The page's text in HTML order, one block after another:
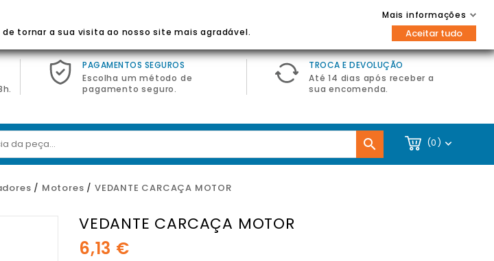
Entrar / Registar
PAGAMENTOS SEGUROS
Escolha um método de
pagamento seguro.
TROCA E DEVOLUÇÃO
Até 14 dias após receber a
sua encomenda.
(0) 

Motores VEDANTE CARCAÇA MOTOR
VEDANTE CARCAÇA MOTOR
6,13 €
tornar a sua visita ao nosso site mais agradável.
Mais informações
Aceitar tudo